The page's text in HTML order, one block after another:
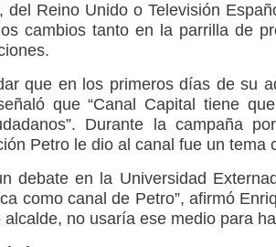
del Reino Unido o Televisión
cambios tanto en la parrilla de
que en los primeros días de su
que “Canal Capital tiene
Durante la campaña
Petro le dio al canal fue un tema
debate en la Universidad
como canal de Petro”, afirmó
alcalde, no usaría ese medio para